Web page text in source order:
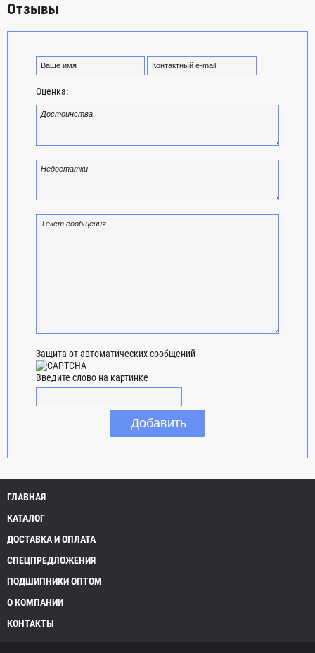
Отзывы
Оценка:
Защита от автоматических сообщений
Введите слово на картинке
ГЛАВНАЯ
КАТАЛОГ
ДОСТАВКА И ОПЛАТА
СПЕЦПРЕДЛОЖЕНИЯ
ПОДШИПНИКИ ОПТОМ
О КОМПАНИИ
КОНТАКТЫ